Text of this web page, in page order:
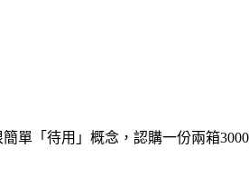
單「待用」概念，認購一份兩箱